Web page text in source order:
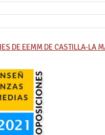
DE EEMM DE CASTILLA-LA